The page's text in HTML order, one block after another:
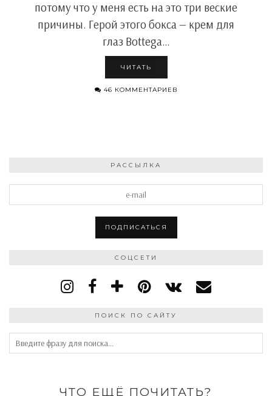
потому что у меня есть на это три веские
причины. Герой этого бокса — крем для
глаз Bottega…
ЧИТАТЬ
46 КОММЕНТАРИЕВ
РАССЫЛКА
СОЦСЕТИ
ПОИСК ПО САЙТУ
ЧТО ЕЩЁ ПОЧИТАТЬ?